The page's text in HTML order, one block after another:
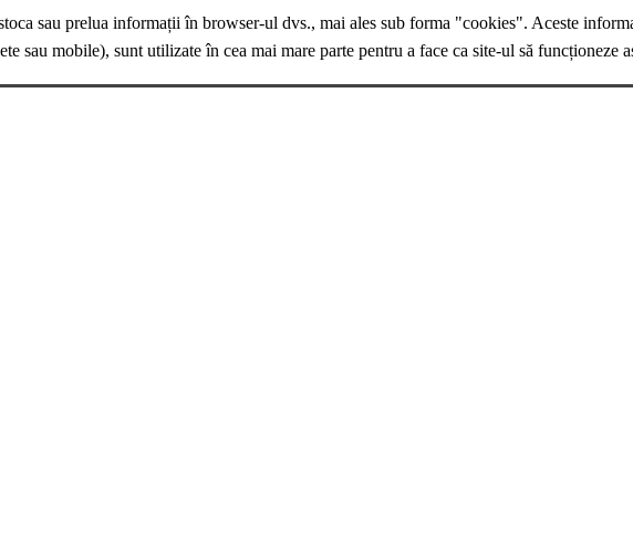
sau prelua informații în browser-ul dvs., mai ales sub forma "cookies". Aceste
sau mobile), sunt utilizate în cea mai mare parte pentru a face ca site-ul să funcționeze